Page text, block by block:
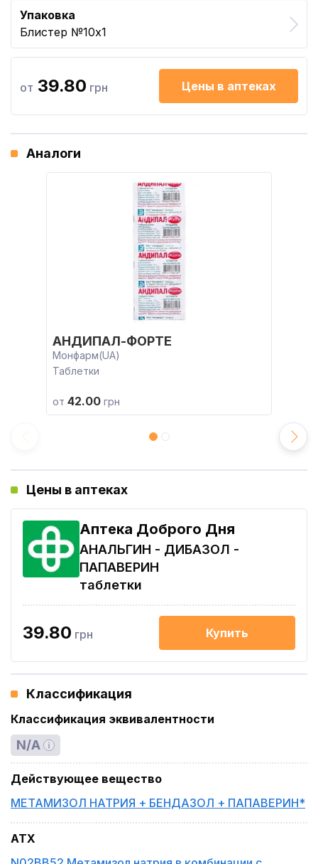
Упаковка
Блистер №10x1
от 39.80 грн Цены в аптеках
Аналоги
АНДИПАЛ-ФОРТЕ
Монфарм(UA)
Таблетки
от 42.00 грн
Цены в аптеках
Аптека Доброго Дня
АНАЛЬГИН - ДИБАЗОЛ -
ПАПАВЕРИН
таблетки
39.80 грн Купить
Классификация
Классификация эквивалентности
N/A
Действующее вещество
МЕТАМИЗОЛ НАТРИЯ + БЕНДАЗОЛ + ПАПАВЕРИН*
ATX